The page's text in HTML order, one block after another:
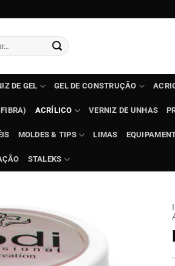
DE GEL GEL DE CONSTRUÇÃO
ACRÍLICO VERNIZ DE UNHAS
MOLDES & TIPS LIMAS
STALEKS